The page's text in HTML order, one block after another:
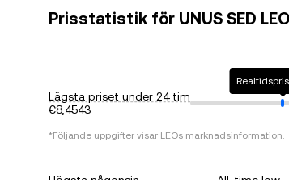
Prisstatistik för UNUS SED
Lägsta priset under 24 tim
€8,4543
*Följande uppgifter visar LEOs marknadsinformation.